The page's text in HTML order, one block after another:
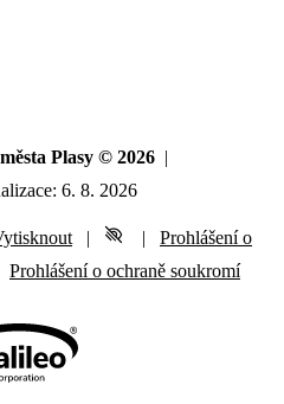
Plasy © 2026 |
6. 8. 2026
| |
Prohlášení o
Prohlášení o ochraně soukromí